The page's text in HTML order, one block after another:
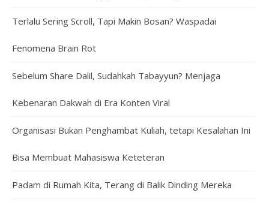
Terlalu Sering Scroll, Tapi Makin Bosan? Waspadai
Fenomena Brain Rot
Sebelum Share Dalil, Sudahkah Tabayyun? Menjaga
Kebenaran Dakwah di Era Konten Viral
Organisasi Bukan Penghambat Kuliah, tetapi Kesalahan Ini
Bisa Membuat Mahasiswa Keteteran
Padam di Rumah Kita, Terang di Balik Dinding Mereka